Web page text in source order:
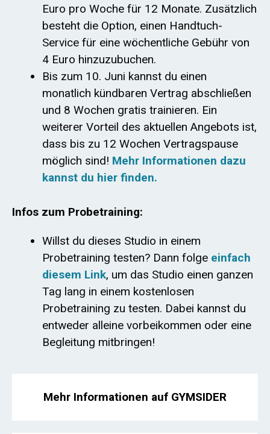
Euro pro Woche für 12 Monate. Zusätzlich
besteht die Option, einen Handtuch-
Service für eine wöchentliche Gebühr von
4 Euro hinzuzubuchen.
Bis zum 10. Juni kannst du einen
monatlich kündbaren Vertrag abschließen
und 8 Wochen gratis trainieren. Ein
weiterer Vorteil des aktuellen Angebots ist,
dass bis zu 12 Wochen Vertragspause
möglich sind! Mehr Informationen dazu
kannst du hier finden.
Infos zum Probetraining:
Willst du dieses Studio in einem
Probetraining testen? Dann folge einfach
diesem Link, um das Studio einen ganzen
Tag lang in einem kostenlosen
Probetraining zu testen. Dabei kannst du
entweder alleine vorbeikommen oder eine
Begleitung mitbringen!
Mehr Informationen auf GYMSIDER